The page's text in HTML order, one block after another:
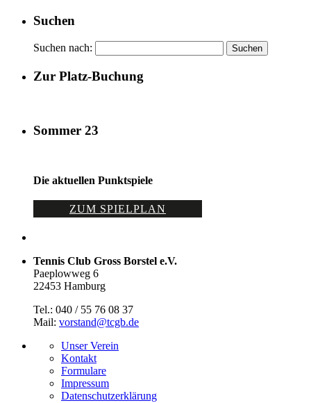
Suchen
Suchen nach:
Zur Platz-Buchung
Sommer 23
Die aktuellen Punktspiele
ZUM SPIELPLAN
Tennis Club Gross Borstel e.V.
Paeplowweg 6
22453 Hamburg
Tel.: 040 / 55 76 08 37
Mail: vorstand@tcgb.de
Unser Verein
Kontakt
Formulare
Impressum
Datenschutz­erklärung